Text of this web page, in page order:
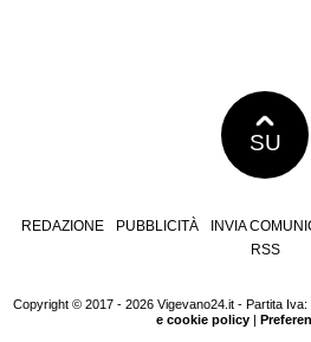
SU
REDAZIONE PUBBLICITÀ INVIA
RSS
Copyright © 2017 - 2026 Vigevano24.it - Partita
e cookie policy|